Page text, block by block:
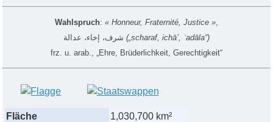
Wahlspruch: « Honneur, Fraternité, Justice »
شرف، إخاء، عدالة („scharaf, ichā’, ʿadāla“)
frz. u. arab., „Ehre, Brüderlichkeit, Gerechtigkeit“
Fläche
1,030,700 km²